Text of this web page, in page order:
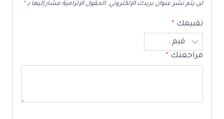
لن يتم نشر عنوان بريدك الإلكتروني. الحقول الإلزامية مشار إليها بـ*
تقييمك *
مراجعتك *